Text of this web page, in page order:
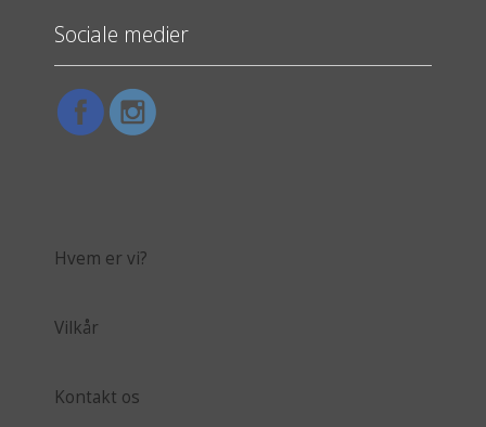
Sociale medier
Hvem er vi?
Vilkår
Kontakt os